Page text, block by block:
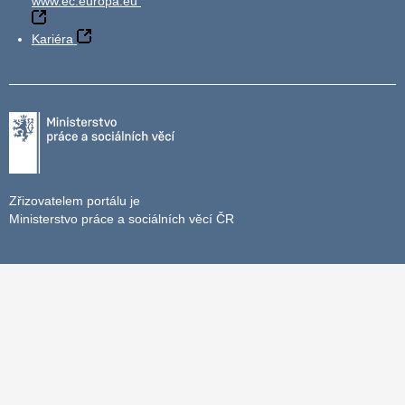
Kariéra
Zřizovatelem portálu je
Ministerstvo práce a sociálních věcí ČR